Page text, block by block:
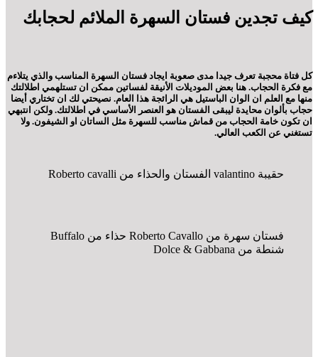
كيف تجدين فستان السهرة الملائم لحجابك
كل فتاة محجبة تعرف جيدا مدى صعوبة ايجاد فستان السهرة المناسب والذي يتلاءم
مع فكرة الحجاب. هنا بعض الموديلات الأنيقة لفساتين ممكن ان تستلهمي اطلالتك
منها مع العلم ان الوان الباستيل هي الرائجة هذا العام. نصيحتي لك ان تختاري أيضا
حجاب بألوان محايدة ليبقى الفستان هو العنصر الأساسي في اطلالتك. ولكن انتبهي
ان تكون خامة الحجاب من قماش مناسب للسهرة مثل الساتان او الشيفون. ولا
تستغني عن الكعب العالي.
حقيبة valantino الفستان والحذاء من Roberto cavalli
فستان سهرة من Roberto Cavallo حذاء من Buffalo
شنطة من Dolce & Gabbana